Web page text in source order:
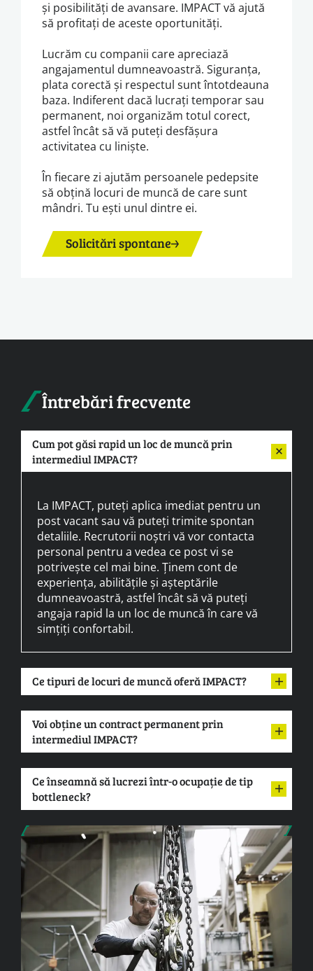
și posibilități de avansare. IMPACT vă ajută
să profitați de aceste oportunități.
Lucrăm cu companii care apreciază
angajamentul dumneavoastră. Siguranța,
plata corectă și respectul sunt întotdeauna
baza. Indiferent dacă lucrați temporar sau
permanent, noi organizăm totul corect,
astfel încât să vă puteți desfășura
activitatea cu liniște.
În fiecare zi ajutăm persoanele pedepsite
să obțină locuri de muncă de care sunt
mândri. Tu ești unul dintre ei.
Solicitări spontane
Întrebări frecvente
Cum pot găsi rapid un loc de muncă prin
intermediul IMPACT?
La IMPACT, puteți aplica imediat pentru un
post vacant sau vă puteți trimite spontan
detaliile. Recrutorii noștri vă vor contacta
personal pentru a vedea ce post vi se
potrivește cel mai bine. Ținem cont de
experiența, abilitățile și așteptările
dumneavoastră, astfel încât să vă puteți
angaja rapid la un loc de muncă în care vă
simțiți confortabil.
Ce tipuri de locuri de muncă oferă IMPACT?
Voi obține un contract permanent prin
intermediul IMPACT?
Ce înseamnă să lucrezi într-o ocupație de tip
bottleneck?